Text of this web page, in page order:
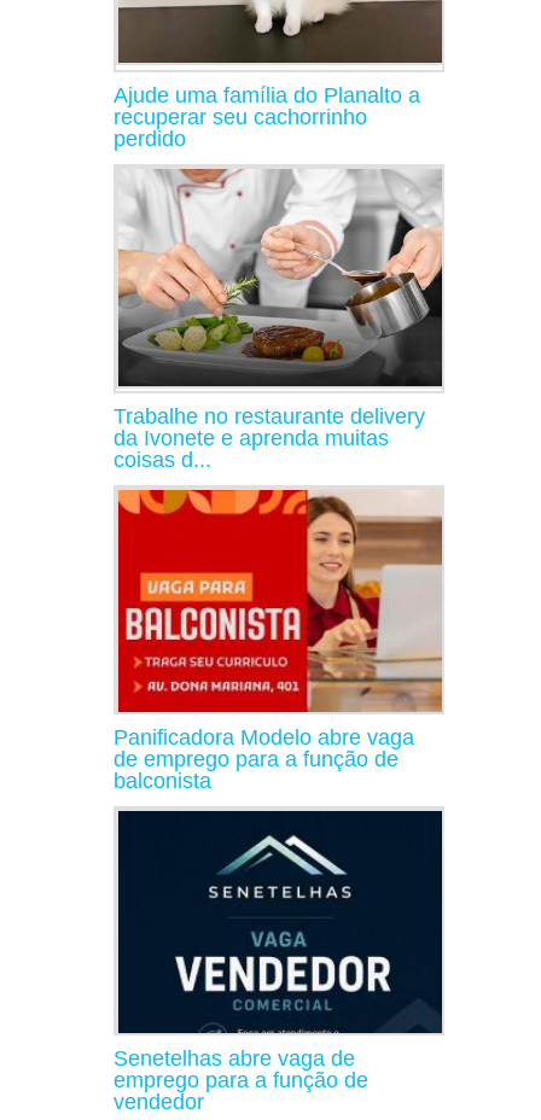
Ajude uma família do Planalto a
recuperar seu cachorrinho
perdido
Trabalhe no restaurante delivery
da Ivonete e aprenda muitas
coisas d...
Panificadora Modelo abre vaga
de emprego para a função de
balconista
Senetelhas abre vaga de
emprego para a função de
vendedor